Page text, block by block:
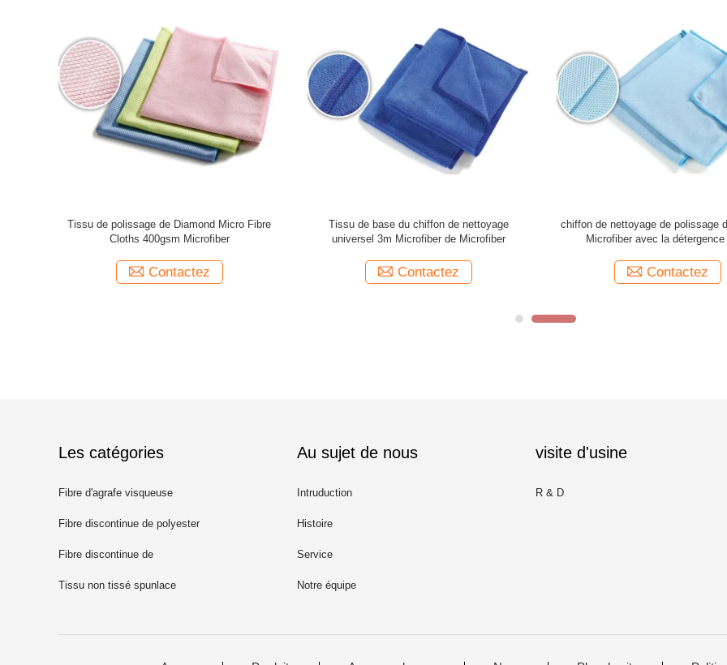
Tissu de polissage de Diamond Micro Fibre
Cloths 400gsm Microfiber
Contactez
Tissu de base du chiffon de nettoyage
universel 3m Microfiber de Microfiber
Contactez
chiffon de nettoyage de polissage
Microfiber avec la
Contactez
Les catégories
Fibre d'agrafe visqueuse
Fibre discontinue de polyester
recyclé
Fibre discontinue de
polypropylène
Tissu non tissé spunlace
Au sujet de nous
Intruduction
Histoire
Service
Notre équipe
visite d'usine
R & D